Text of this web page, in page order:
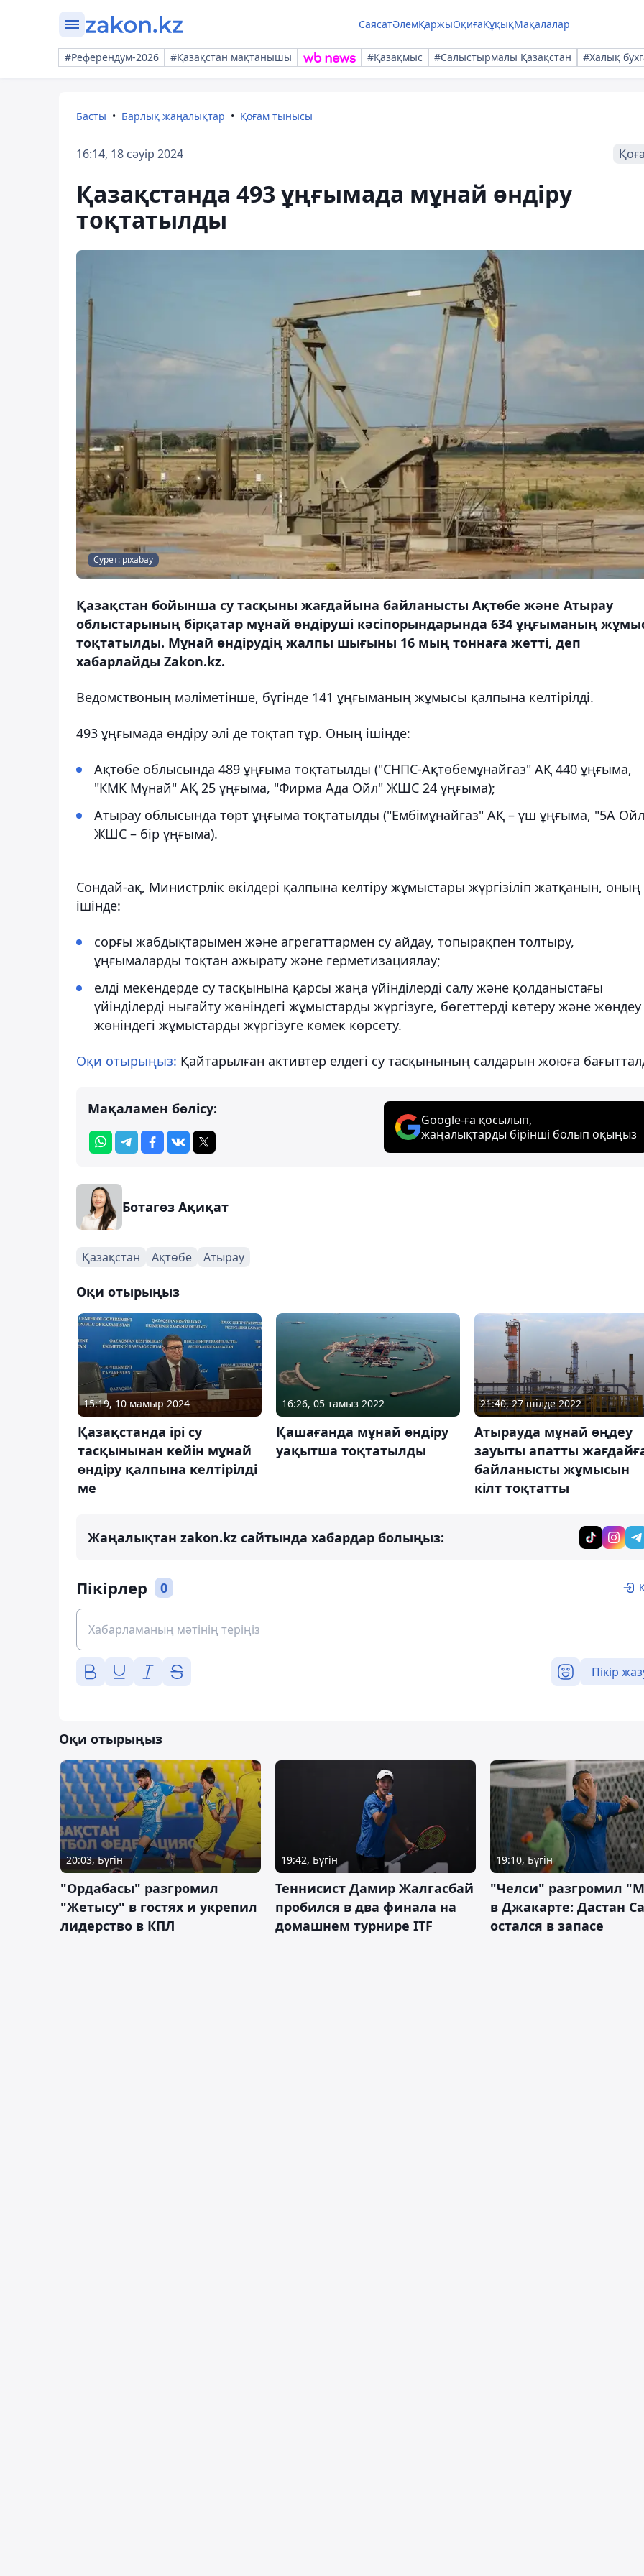
СаясатӘлемҚаржыОқиғаҚұқықМақалалар
#Референдум-2026 #Қазақстан мақтанышы #Қазақмыс #Салыстырмалы Қазақстан #Халық
Басты Барлық жаңалықтар Қоғам тынысы
16:14, 18 сәуір 2024
Қазақстанда 493 ұңғымада мұнай өндіру
тоқтатылды
Сурет: pixabay
Қазақстан бойынша су тасқыны жағдайына байланысты Ақтөбе және Атырау
облыстарының бірқатар мұнай өндіруші кәсіпорындарында 634 ұңғыманың
тоқтатылды. Мұнай өндірудің жалпы шығыны 16 мың тоннаға жетті, деп
хабарлайды Zakon.kz.
Ведомствоның мәліметінше, бүгінде 141 ұңғыманың жұмысы қалпына келтірілді.
493 ұңғымада өндіру әлі де тоқтап тұр. Оның ішінде:
Ақтөбе облысында 489 ұңғыма тоқтатылды ("СНПС-Ақтөбемұнайгаз" АҚ 440 ұңғыма,
"КМК Мұнай" АҚ 25 ұңғыма, "Фирма Ада Ойл" ЖШС 24 ұңғыма);
Атырау облысында төрт ұңғыма тоқтатылды ("Ембімұнайгаз" АҚ – үш ұңғыма, "5А
ЖШС – бір ұңғыма).
Сондай-ақ, Министрлік өкілдері қалпына келтіру жұмыстары жүргізіліп жатқанын, оның
ішінде:
сорғы жабдықтарымен және агрегаттармен су айдау, топырақпен толтыру,
ұңғымаларды тоқтан ажырату және герметизациялау;
елді мекендерде су тасқынына қарсы жаңа үйінділерді салу және қолданыстағы
үйінділерді нығайту жөніндегі жұмыстарды жүргізуге, бөгеттерді көтеру және жөндеу
жөніндегі жұмыстарды жүргізуге көмек көрсету.
Оқи отырыңыз: Қайтарылған активтер елдегі су тасқынының салдарын жоюға
Мақаламен бөлісу:
Google-ға қосылып,
жаңалықтарды бірінші болып оқыңыз
Ботагөз Ақиқат
Қазақстан Ақтөбе Атырау
Оқи отырыңыз
15:19, 10 мамыр 2024
Қазақстанда ірі су
тасқынынан кейін мұнай
өндіру қалпына келтірілді
ме
16:26, 05 тамыз 2022
Қашағанда мұнай өндіру
уақытша тоқтатылды
21:40, 27 шілде 2022
Атырауда мұнай өңдеу
зауыты апатты
байланысты жұмысын
кілт тоқтатты
Жаңалықтан zakon.kz сайтында хабардар болыңыз:
Пікірлер 0
Пікір
Оқи отырыңыз
20:03, Бүгін
"Ордабасы" разгромил
"Жетысу" в гостях и укрепил
лидерство в КПЛ
19:42, Бүгін
Теннисист Дамир Жалгасбай
пробился в два финала на
домашнем турнире ITF
19:10, Бүгін
"Челси" разгромил
в Джакарте: Дастан
остался в запасе